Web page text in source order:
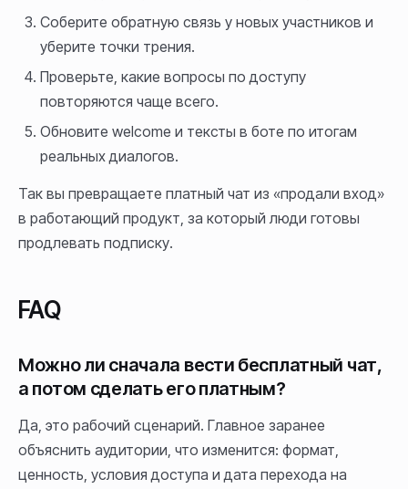
Соберите обратную связь у новых участников и
уберите точки трения.
Проверьте, какие вопросы по доступу
повторяются чаще всего.
Обновите welcome и тексты в боте по итогам
реальных диалогов.
Так вы превращаете платный чат из «продали вход»
в работающий продукт, за который люди готовы
продлевать подписку.
FAQ
Можно ли сначала вести бесплатный чат,
а потом сделать его платным?
Да, это рабочий сценарий. Главное заранее
объяснить аудитории, что изменится: формат,
ценность, условия доступа и дата перехода на